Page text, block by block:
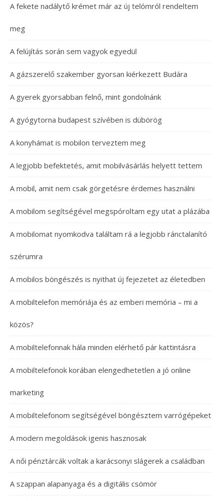
A fekete nadálytő krémet már az új telómról rendeltem
meg
A felújítás során sem vagyok egyedül
A gázszerelő szakember gyorsan kiérkezett Budára
A gyerek gyorsabban felnő, mint gondolnánk
A gyógytorna budapest szívében is dübörög
A konyhámat is mobilon terveztem meg
A legjobb befektetés, amit mobilvásárlás helyett tettem
A mobil, amit nem csak görgetésre érdemes használni
A mobilom segítségével megspóroltam egy utat a plázába
A mobilomat nyomkodva találtam rá a legjobb ránctalanító
szérumra
A mobilos böngészés is nyithat új fejezetet az életedben
A mobiltelefon memóriája és az emberi memória – mi a
közös?
A mobiltelefonnak hála minden elérhető pár kattintásra
A mobiltelefonok korában elengedhetetlen a jó online
marketing
A mobiltelefonom segítségével böngésztem varrógépeket
A modern megoldások igenis hasznosak
A női pénztárcák voltak a karácsonyi slágerek a családban
A szappan alapanyaga és a digitális csömör